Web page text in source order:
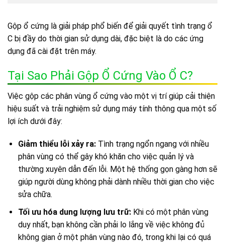
Gộp ổ cứng là giải pháp phổ biến để giải quyết tình trạng ổ
C bị đầy do thời gian sử dụng dài, đặc biệt là do các ứng
dụng đã cài đặt trên máy.
Tại Sao Phải Gộp Ổ Cứng Vào Ổ C?
Việc gộp các phân vùng ổ cứng vào một vị trí giúp cải thiện
hiệu suất và trải nghiệm sử dụng máy tính thông qua một số
lợi ích dưới đây:
Giảm thiểu lỗi xảy ra:Tình trạng ngổn ngang với nhiều
phân vùng có thể gây khó khăn cho việc quản lý và
thường xuyên dẫn đến lỗi. Một hệ thống gọn gàng hơn sẽ
giúp người dùng không phải dành nhiều thời gian cho việc
sửa chữa.
Tối ưu hóa dung lượng lưu trữ:Khi có một phân vùng
duy nhất, bạn không cần phải lo lắng về việc không đủ
không gian ở một phân vùng nào đó, trong khi lại có quá